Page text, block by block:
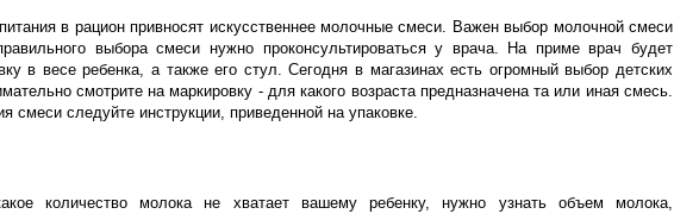
в рацион привносят искусственнее молочные смеси. Важен выбор молочной смеси
выбора смеси нужно проконсультироваться у врача. На приме врач будет
в весе ребенка, а также его стул. Сегодня в магазинах есть огромный выбор детских
смотрите на маркировку - для какого возраста предназначена та или иная смесь.
смеси следуйте инструкции, приведенной на упаковке.
количество молока не хватает вашему ребенку, нужно узнать объем молока,